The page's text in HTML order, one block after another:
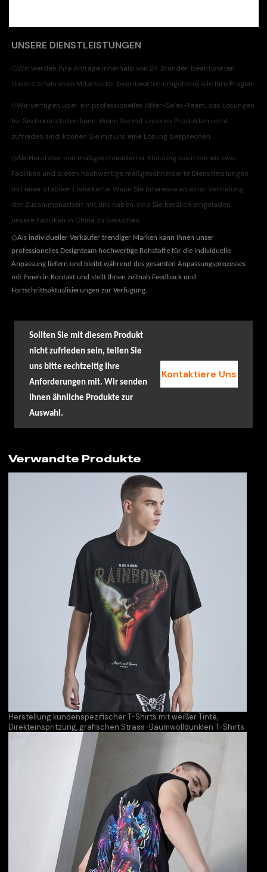
UNSERE DIENSTLEISTUNGEN
◇Wir werden Ihre Anfrage innerhalb von 24 Stunden beantworten.
Unsere erfahrenen Mitarbeiter beantworten umgehend alle Ihre Fragen.
◇Wir verfügen über ein professionelles After-Sales-Team, das Lösungen
für Sie bereitstellen kann. Wenn Sie mit unseren Produkten nicht
zufrieden sind, können Sie mit uns eine Lösung besprechen.
◇Als Hersteller von maßgeschneiderter Kleidung besitzen wir zwei
Fabriken und bieten hochwertige maßgeschneiderte Dienstleistungen
mit einer stabilen Lieferkette. Wenn Sie Interesse an einer Vertiefung
der Zusammenarbeit mit uns haben, sind Sie herzlich eingeladen,
unsere Fabriken in China zu besuchen.
◇Als individueller Verkäufer trendiger Marken kann Ihnen unser
professionelles Designteam hochwertige Rohstoffe für die individuelle
Anpassung liefern und bleibt während des gesamten Anpassungsprozesses
mit Ihnen in Kontakt und stellt Ihnen zeitnah Feedback und
Fortschrittsaktualisierungen zur Verfügung.
Sollten Sie mit diesem Produkt
nicht zufrieden sein, teilen Sie
uns bitte rechtzeitig Ihre
Anforderungen mit. Wir senden
Ihnen ähnliche Produkte zur
Auswahl.
Kontaktiere Uns
Verwandte Produkte
Herstellung kundenspezifischer T-Shirts mit weißer Tinte,
Direkteinspritzung, grafischen Strass-Baumwolldunklen T-Shirts